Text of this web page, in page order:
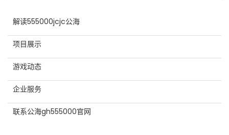
解读555000jcjc公海
项目展示
游戏动态
企业服务
联系公海gh555000官网